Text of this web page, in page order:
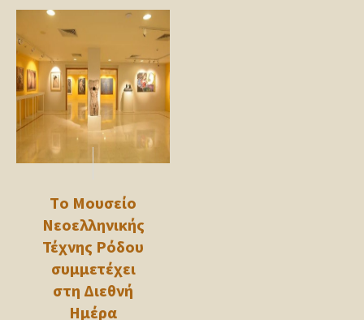
Τo Μουσείο
Νεοελληνικής
Τέχνης Ρόδου
συμμετέχει
στη Διεθνή
Ημέρα